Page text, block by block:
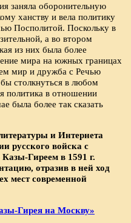
заняла оборонительную
ханству и вела политику
Посполитой. Поскольку в
а во втором
из них была более
мира на южных границах
мир и дружба с Речью
столкнуться в любом
политика в отношении
была более так сказать
и Интернета
русского войска с
Гиреем в 1591 г.
отразив в ней ход
мест современной
Гирея на Москву»